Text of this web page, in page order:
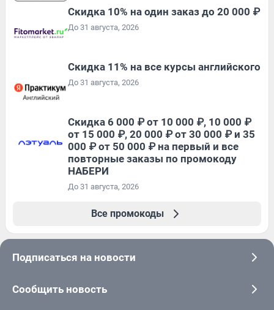
Скидка 10% на один заказ до 20 000 ₽
До 31 августа, 2026
Скидка 11% на все курсы английского
До 31 августа, 2026
Скидка 6 000 ₽ от 10 000 ₽, 10 000 ₽
от 15 000 ₽, 20 000 ₽ от 30 000 ₽ и 35
000 ₽ от 50 000 ₽ на первый и все
повторные заказы по промокоду
НАБЕРИ
До 31 августа, 2026
Все промокоды
Подписаться на новости
Сообщить новость